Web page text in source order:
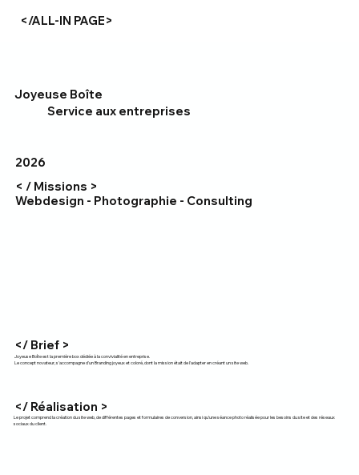
</ALL-IN PAGE>
Joyeuse Boîte
Service aux entreprises
2026
< / Missions >
Webdesign - Photographie - Consulting
</ Brief >
Joyeuse Boîte est la première box dédiée à la convivialité en entreprise.
Le concept novateur, s'accompagne d'un Branding joyeux et coloré, dont la mission était de l'adapter en créant un site web.
</ Réalisation >
Le projet comprend la création du site web, de différentes pages et formulaires de conversion, ainsi qu’une séance photo réalisée pour les besoins du site et des réseaux
sociaux du client.